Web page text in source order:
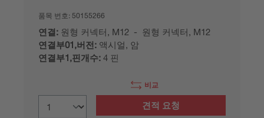
품목 번호: 50155266
연결: 원형 커넥터, M12 - 원형 커넥터, M12
연결부01,버전: 액시얼, 암
연결부1,핀개수: 4 핀
비교
견적 요청